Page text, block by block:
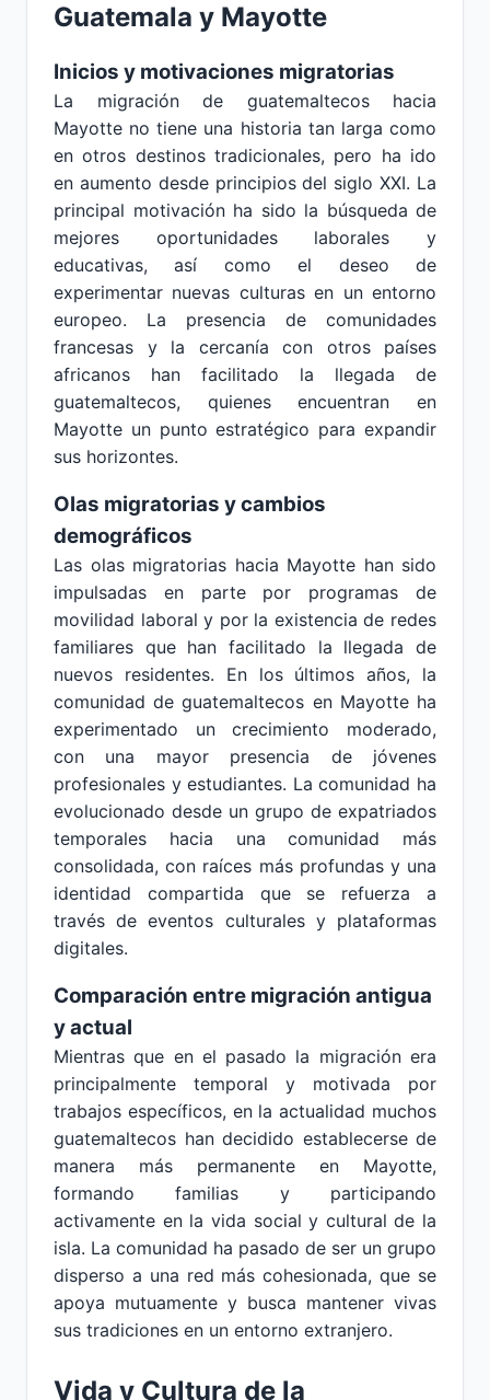
Guatemala y Mayotte
Inicios y motivaciones migratorias
La migración de guatemaltecos hacia
Mayotte no tiene una historia tan larga como
en otros destinos tradicionales, pero ha ido
en aumento desde principios del siglo XXI. La
principal motivación ha sido la búsqueda de
mejores oportunidades laborales y
educativas, así como el deseo de
experimentar nuevas culturas en un entorno
europeo. La presencia de comunidades
francesas y la cercanía con otros países
africanos han facilitado la llegada de
guatemaltecos, quienes encuentran en
Mayotte un punto estratégico para expandir
sus horizontes.
Olas migratorias y cambios
demográficos
Las olas migratorias hacia Mayotte han sido
impulsadas en parte por programas de
movilidad laboral y por la existencia de redes
familiares que han facilitado la llegada de
nuevos residentes. En los últimos años, la
comunidad de guatemaltecos en Mayotte ha
experimentado un crecimiento moderado,
con una mayor presencia de jóvenes
profesionales y estudiantes. La comunidad ha
evolucionado desde un grupo de expatriados
temporales hacia una comunidad más
consolidada, con raíces más profundas y una
identidad compartida que se refuerza a
través de eventos culturales y plataformas
digitales.
Comparación entre migración antigua
y actual
Mientras que en el pasado la migración era
principalmente temporal y motivada por
trabajos específicos, en la actualidad muchos
guatemaltecos han decidido establecerse de
manera más permanente en Mayotte,
formando familias y participando
activamente en la vida social y cultural de la
isla. La comunidad ha pasado de ser un grupo
disperso a una red más cohesionada, que se
apoya mutuamente y busca mantener vivas
sus tradiciones en un entorno extranjero.
Vida y Cultura de la